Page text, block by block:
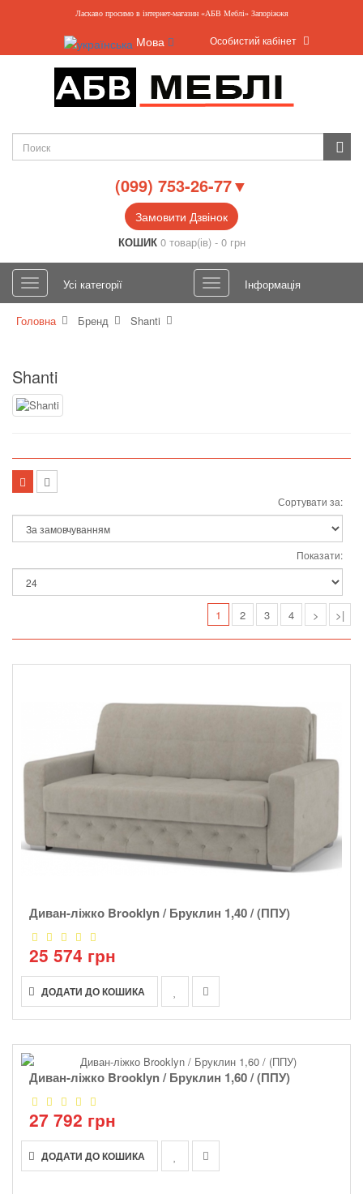
Ласкаво просимо в інтернет-магазин «АБВ Меблі» Запоріжжя
Мова Особистий кабінет
(099) 753-26-77▼
Замовити Дзвінок
КОШИК 0 товар(ів) - 0 грн
Усі категорії Інформація
Головна Бренд Shanti
Shanti
Сортувати за:
Показати:
1 2 3 4 > >|
Диван-ліжко Brooklyn / Бруклин 1,40 / (ППУ)
25 574 грн
ДОДАТИ ДО КОШИКА
Диван-ліжко Brooklyn / Бруклин 1,60 / (ППУ)
27 792 грн
ДОДАТИ ДО КОШИКА